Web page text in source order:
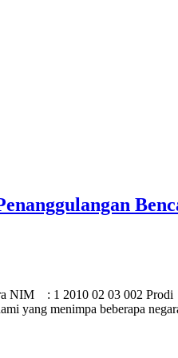
NIM : 1 2010 02 03 002
yang menimpa beberapa